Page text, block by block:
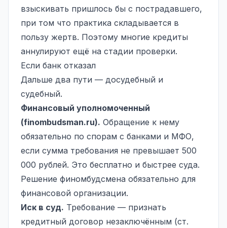
взыскивать пришлось бы с пострадавшего,
при том что практика складывается в
пользу жертв. Поэтому многие кредиты
аннулируют ещё на стадии проверки.
Если банк отказал
Дальше два пути — досудебный и
судебный.
Финансовый уполномоченный
(finombudsman.ru). Обращение к нему
обязательно по спорам с банками и МФО,
если сумма требования не превышает 500
000 рублей. Это бесплатно и быстрее суда.
Решение финомбудсмена обязательно для
финансовой организации.
Иск в суд. Требование — признать
кредитный договор незаключённым (ст.